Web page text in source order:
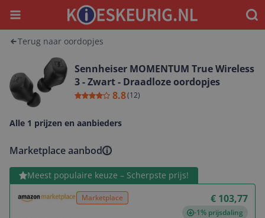
Menu
Terug naar oordopjes
Sennheiser MOMENTUM True Wireless
3 - Zwart - Draadloze oordopjes
8.8(12)
Alle 1 prijzen en aanbieders
Marketplace aanbod
Meest populaire keuze – Scherpste prijs!
Marketplace € 103,77
-1% prijsdaling
Bekijk product